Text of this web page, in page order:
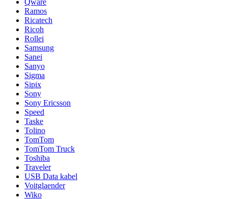
Qware
Ramos
Ricatech
Ricoh
Rollei
Samsung
Sanei
Sanyo
Sigma
Sipix
Sony
Sony Ericsson
Speed
Taske
Tolino
TomTom
TomTom Truck
Toshiba
Traveler
USB Data kabel
Voitglaender
Wiko